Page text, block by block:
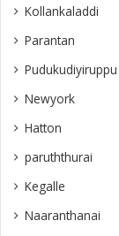
Kollankaladdi
Parantan
Pudukudiyiruppu
Newyork
Hatton
paruththurai
Kegalle
Naaranthanai